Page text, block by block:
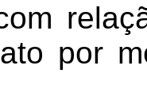
por